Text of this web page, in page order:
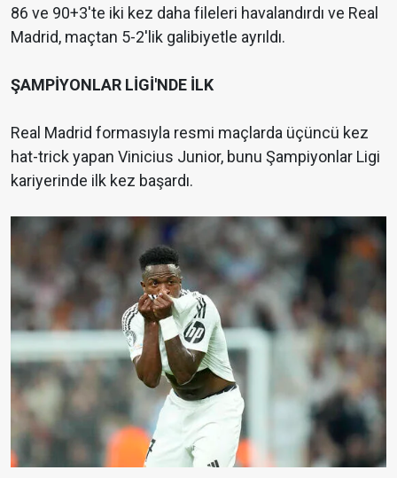
86 ve 90+3'te iki kez daha fileleri havalandırdı ve Real
Madrid, maçtan 5-2'lik galibiyetle ayrıldı.
ŞAMPİYONLAR LİGİ'NDE İLK
Real Madrid formasıyla resmi maçlarda üçüncü kez
hat-trick yapan Vinicius Junior, bunu Şampiyonlar Ligi
kariyerinde ilk kez başardı.